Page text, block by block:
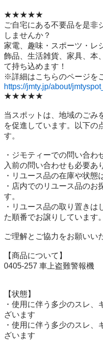
★★★★★
ご自宅にある不要品を是非
しませんか？
家電、趣味・スポーツ・レ
飾品、生活雑貨、家具、本
て持ち込めます！
https://jmty.jp/about/
★★★★★
当スポットは、地域のごみ
を促進しています。以下の
す。
・ジモティーでの問い合
入前の問い合わせも必要あ
・リユース品の在庫や状態
・店内でのリユース品のお
す。
・リユース品の取り置き
た順番でお譲りしています。
ご理解とご協力をお願いい
【商品について】
0405-257 車上盗難警報機
【状態】
・使用に伴う多少のスレ
ざいます
・使用に伴う多少のスレ
ざいます